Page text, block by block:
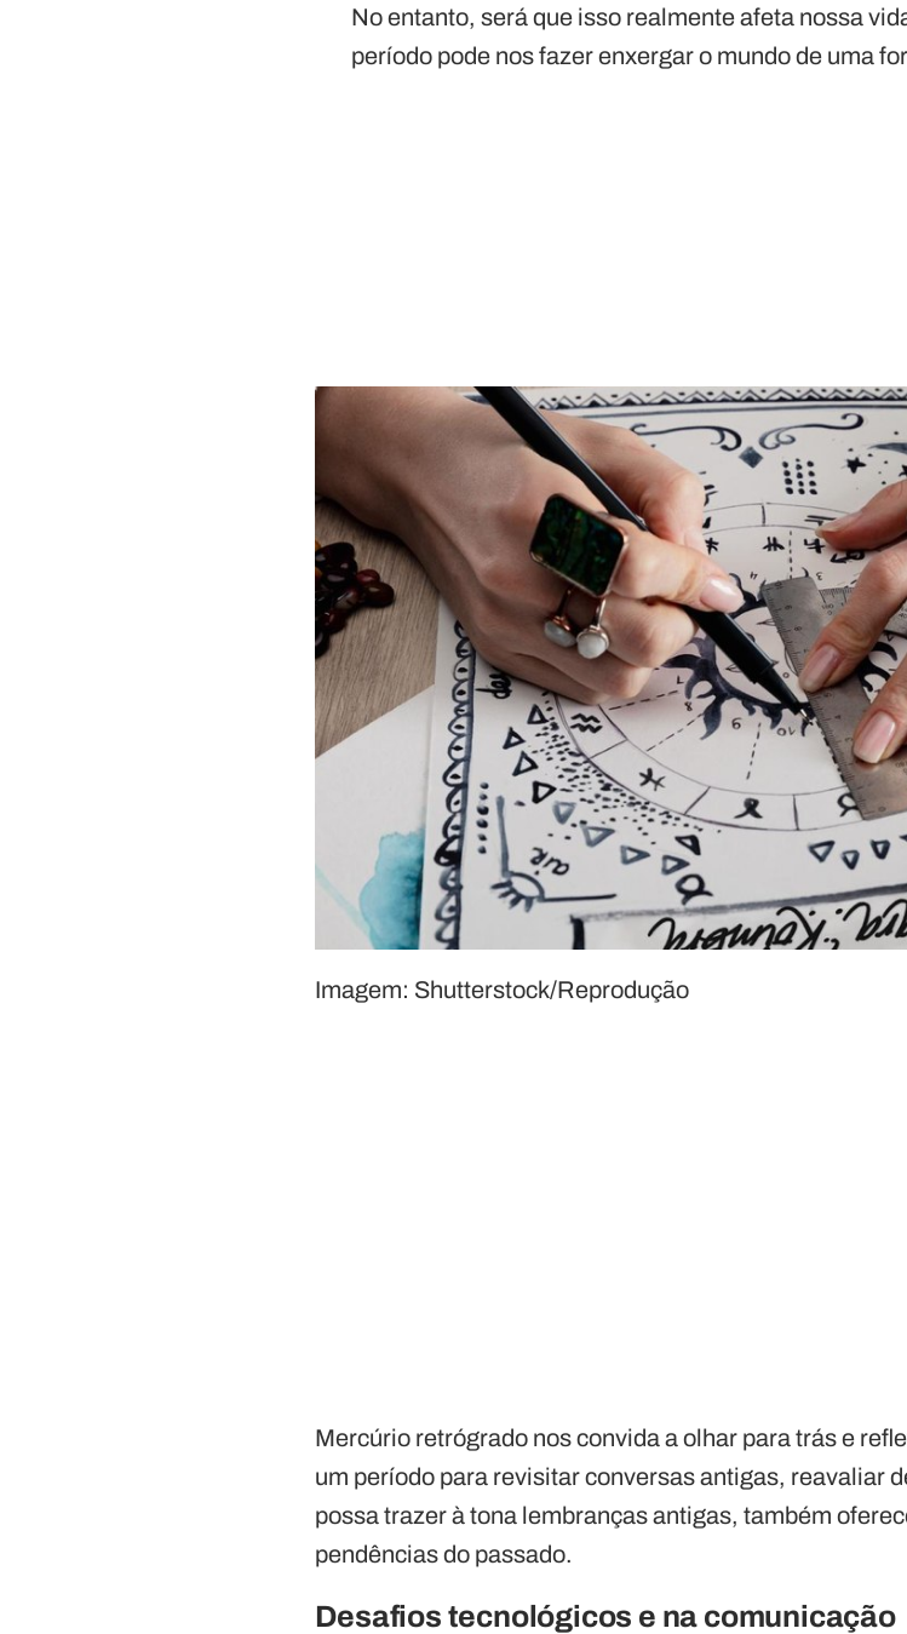
No entanto, será que isso realmente afeta nossa
período pode nos fazer enxergar o mundo de uma
Imagem: Shutterstock/Reprodução
Mercúrio retrógrado nos convida a olhar para trás e
um período para revisitar conversas antigas, reavaliar
possa trazer à tona lembranças antigas, também
pendências do passado.
Desafios tecnológicos e na comunicação